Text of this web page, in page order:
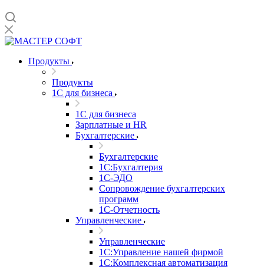
Продукты
Продукты
1С для бизнеса
1С для бизнеса
Зарплатные и HR
Бухгалтерские
Бухгалтерские
1С:Бухгалтерия
1С-ЭДО
Сопровождение бухгалтерских
программ
1С-Отчетность
Управленческие
Управленческие
1С:Управление нашей фирмой
1С:Комплексная автоматизация